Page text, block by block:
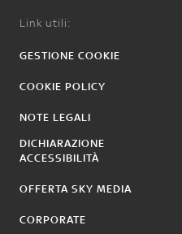
Link utili:
GESTIONE COOKIE
COOKIE POLICY
NOTE LEGALI
DICHIARAZIONE
ACCESSIBILITÀ
OFFERTA SKY MEDIA
CORPORATE